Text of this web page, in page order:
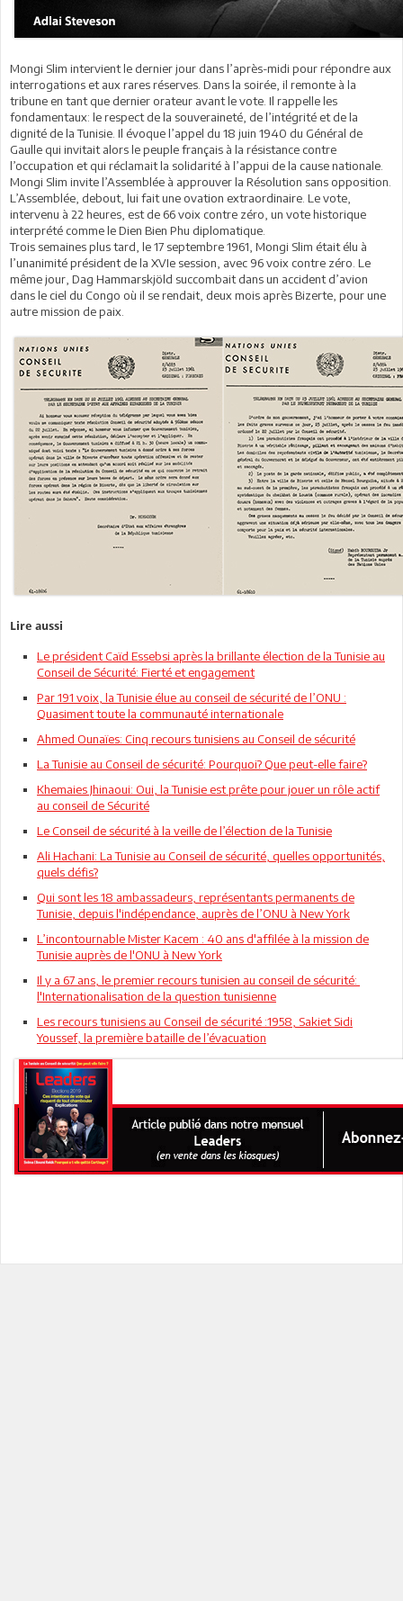
Mongi Slim intervient le dernier jour dans l’après-midi pour répondre aux
interrogations et aux rares réserves. Dans la soirée, il remonte à la
tribune en tant que dernier orateur avant le vote. Il rappelle les
fondamentaux: le respect de la souveraineté, de l’intégrité et de la
dignité de la Tunisie. Il évoque l’appel du 18 juin 1940 du Général de
Gaulle qui invitait alors le peuple français à la résistance contre
l’occupation et qui réclamait la solidarité à l’appui de la cause nationale.
Mongi Slim invite l’Assemblée à approuver la Résolution sans opposition.
L’Assemblée, debout, lui fait une ovation extraordinaire. Le vote,
intervenu à 22 heures, est de 66 voix contre zéro, un vote historique
interprété comme le Dien Bien Phu diplomatique.
Trois semaines plus tard, le 17 septembre 1961, Mongi Slim était élu à
l’unanimité président de la XVIe session, avec 96 voix contre zéro. Le
même jour, Dag Hammarskjöld succombait dans un accident d’avion
dans le ciel du Congo où il se rendait, deux mois après Bizerte, pour une
autre mission de paix.
Lire aussi
Le président Caïd Essebsi après la brillante élection de la Tunisie au
Conseil de Sécurité: Fierté et engagement
Par 191 voix, la Tunisie élue au conseil de sécurité de l’ONU :
Quasiment toute la communauté internationale
Ahmed Ounaïes: Cinq recours tunisiens au Conseil de sécurité
La Tunisie au Conseil de sécurité: Pourquoi? Que peut-elle faire?
Khemaies Jhinaoui: Oui, la Tunisie est prête pour jouer un rôle actif
au conseil de Sécurité
Le Conseil de sécurité à la veille de l’élection de la Tunisie
Ali Hachani: La Tunisie au Conseil de sécurité, quelles opportunités,
quels défis?
Qui sont les 18 ambassadeurs, représentants permanents de
Tunisie, depuis l'indépendance, auprès de l’ONU à New York
L’incontournable Mister Kacem : 40 ans d'affilée à la mission de
Tunisie auprès de l'ONU à New York
Il y a 67 ans, le premier recours tunisien au conseil de sécurité:
l'Internationalisation de la question tunisienne
Les recours tunisiens au Conseil de sécurité :1958, Sakiet Sidi
Youssef, la première bataille de l’évacuation